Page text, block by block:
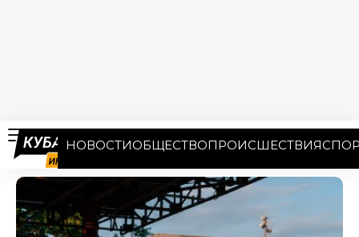
НОВОСТИОБЩЕСТВОПРОИСШЕСТВИЯ